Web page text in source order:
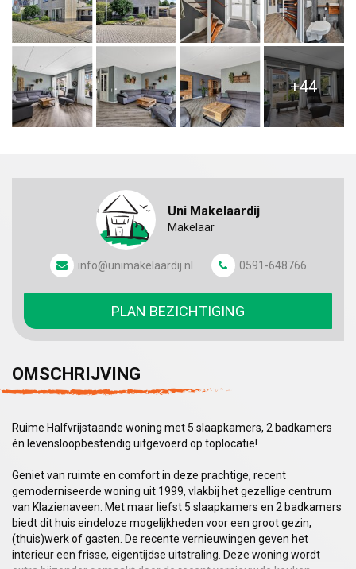
+44
Uni Makelaardij
Makelaar
info@unimakelaardij.nl 0591-648766
PLAN BEZICHTIGING
OMSCHRIJVING
Ruime Halfvrijstaande woning met 5 slaapkamers, 2 badkamers
én levensloopbestendig uitgevoerd op toplocatie!
Geniet van ruimte en comfort in deze prachtige, recent
gemoderniseerde woning uit 1999, vlakbij het gezellige centrum
van Klazienaveen. Met maar liefst 5 slaapkamers en 2 badkamers
biedt dit huis eindeloze mogelijkheden voor een groot gezin,
(thuis)werk of gasten. De recente vernieuwingen geven het
interieur een frisse, eigentijdse uitstraling. Deze woning wordt